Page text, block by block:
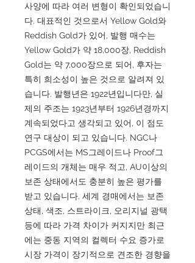
사양에 따라 여러 변형이 확인되었습니
다. 대표적인 것으로서 Yellow Gold와
Reddish Gold가 있어, 발행 매수는
Yellow Gold가 약 18,000장, Reddish
Gold는 약 7,000장으로 되어, 후자는
특히 희소성이 높은 것으로 알려져 있
습니다. 발행년은 1922년입니다만, 실
제의 주조는 1923년부터 1926년경까지
계속되었다고 생각되고 있어, 이 점도
연구 대상이 되고 있습니다. NGC나
PCGS에서는 MS그레이드나 Proof그
레이드의 개체는 매우 적고, AU이상의
보존 상태에서도 충분히 높은 평가를
받고 있습니다. 세계 경매에서는 보존
상태, 색조, 스트라이크, 오리지널 광택
등에 따라 가격 차이가 커지지만 최근
에는 중동 지역의 컬렉터 수요 증가로
시장 가격이 장기적으로 견조한 경향을